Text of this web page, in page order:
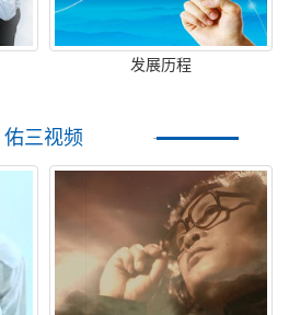
发展历程
佑三视频